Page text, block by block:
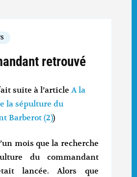
retrouvé
suite à l’articleA la
la sépulture du
Barberot (2))
mois que la recherche
du commandant
lancée. Alors que